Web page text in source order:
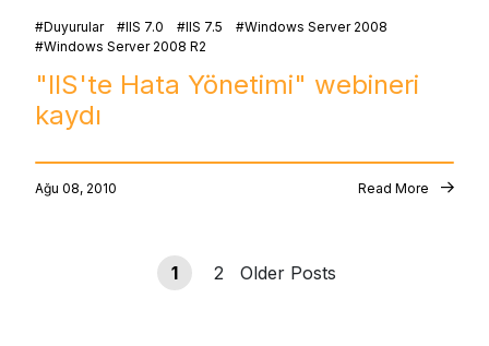
Duyurular IIS 7.0 IIS 7.5
Windows Server 2008
Windows Server 2008 R2
"IIS'te Hata Yönetimi" webineri
kaydı
Ağu 08, 2010 Read More
1 2 Older Posts